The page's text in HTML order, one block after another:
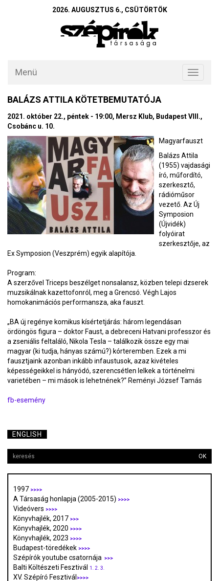
2026. AUGUSZTUS 6., CSÜTÖRTÖK
Toggle
Menü
BALÁZS ATTILA KÖTETBEMUTATÓJA
2021. október 22., péntek - 19:00, Mersz Klub, Budapest VIII.,
Csobánc u. 10.
Magyarfauszt
Balázs Attila
(1955) vajdasági
író, műfordító,
szerkesztő,
rádióműsor
vezető. Az Új
Symposion
(Újvidék)
folyóirat
szerkesztője, az
Ex Symposion (Veszprém) egyik alapítója.
Program:
A szerzővel Triceps beszélget nonsalansz, közben telepi dzserek
muzsikálnak kazettofonról, meg a Grencsó. Végh Lajos
homokanimációs performansza, aka fauszt.
„BA új regénye komikus kísértetjárás: három legendásan
ördöngös figura – doktor Faust, a debreceni Hatvani professzor és
a zseniális feltaláló, Nikola Tesla – találkozik össze egy mai
magyar (ki tudja, hányas számú?) kórteremben. Ezek a mi
fausztjaink azonban inkább infaustusok, azaz kivételes
képességeikkel is hányódó, szerencsétlen lelkek a történelmi
varietében – mi mások is lehetnének?” Reményi József Tamás
fb-esemény
ENGLISH
OK
1997 >>>>
A Társaság honlapja (2005-2015) >>>>
Videóvers >>>>
Könyvhajlék, 2017 >>>
Könyvhajlék, 2020 >>>>
Könyvhajlék, 2023 >>>>
Budapest-töredékek >>>>
Szépírók youtube csatornája >>>
Balti Költészeti Fesztivál 1. 2. 3.
XV. Szépíró Fesztivál >>>>